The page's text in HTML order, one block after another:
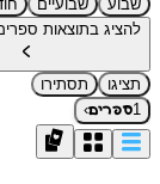
שבוע שבועיים
להציג בתוצאות
תציגו
תסתירו
1ספרים›